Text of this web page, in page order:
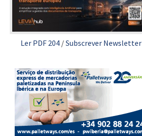
Ler PDF 204/Subscrever Newsletter